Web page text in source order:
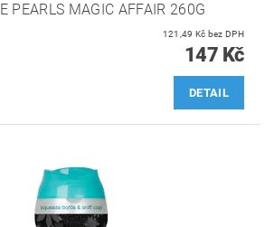
PEARLS MAGIC AFFAIR 260G
121,49 Kč bez DPH
147 Kč
DETAIL